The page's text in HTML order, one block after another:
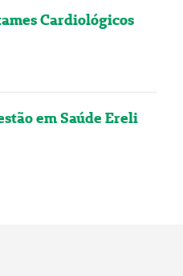
Cardiológicos
em Saúde Ereli